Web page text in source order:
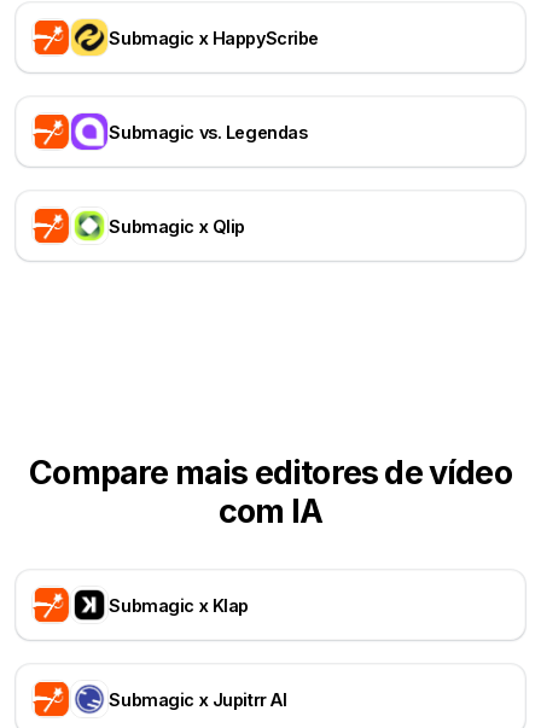
Submagic x HappyScribe
Submagic vs. Legendas
Submagic x Qlip
Compare mais editores de vídeo
com IA
Submagic x Klap
Submagic x Jupitrr AI